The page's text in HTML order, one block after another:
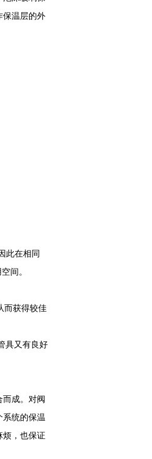
保温层的外
此在相同
间。
而获得较佳
具又有良好
而成。对阀
系统的保温
烦，也保证